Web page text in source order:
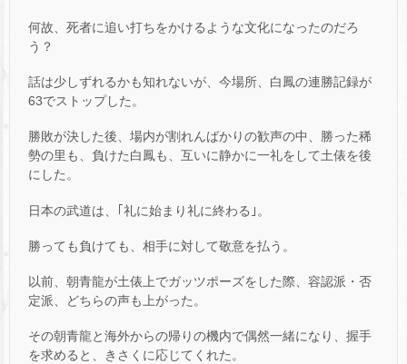
何故、死者に追い打ちをかけるような文化になったのだろ
う？
話は少しずれるかも知れないが、今場所、白鳳の連勝記録が
63でストップした。
勝敗が決した後、場内が割れんばかりの歓声の中、勝った稀
勢の里も、負けた白鳳も、互いに静かに一礼をして土俵を後
にした。
日本の武道は、｢礼に始まり礼に終わる｣。
勝っても負けても、相手に対して敬意を払う。
以前、朝青龍が土俵上でガッツポーズをした際、容認派・否
定派、どちらの声も上がった。
その朝青龍と海外からの帰りの機内で偶然一緒になり、握手
を求めると、きさくに応じてくれた。